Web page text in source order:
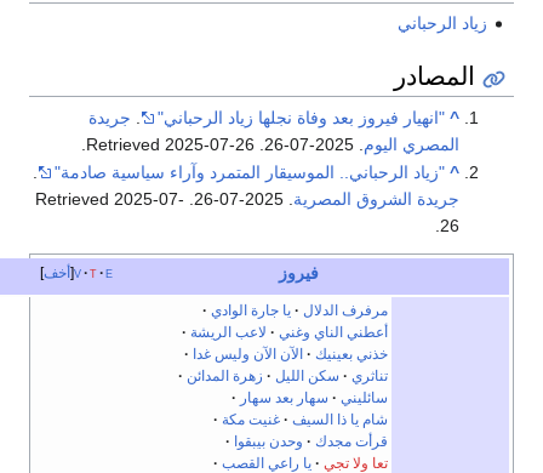
زياد الرحباني
المصادر
"انهيار فيروز بعد وفاة نجلها زياد الرحباني" .جريدة
المصري اليوم. 2025-07-26
. Retrieved
2025-07-26
.
"زياد الرحباني.. الموسيقار المتمرد وآراء سياسية صادمة"
.
جريدة الشروق المصرية. 2025-07-26
. Retrieved
2025-07-
أخف v فيروز
مرفرف الدلال
يا جارة الوادي
أعطني الناي وغني
لاعب الريشة
خذني بعينيك
الآن الآن وليس غدا
تناثري
سكن الليل
زهرة المدائن
سائليني
سهار بعد سهار
شام يا ذا السيف
غنيت مكة
قرأت مجدك
وحدن بيبقوا
تعا ولا تجي
يا راعي القصب